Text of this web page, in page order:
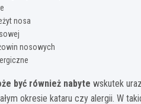
nosa
nosowych
być również nabyte wskutek
okresie kataru czy alergii. W